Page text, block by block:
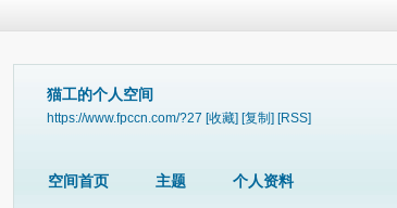
猫工的个人空间
https://www.fpccn.com/?27 [收藏] [复制] [RSS]
空间首页 主题 个人资料